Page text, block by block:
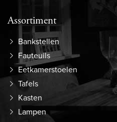
Assortiment
Bankstellen
Fauteuils
Eetkamerstoelen
Tafels
Kasten
Lampen